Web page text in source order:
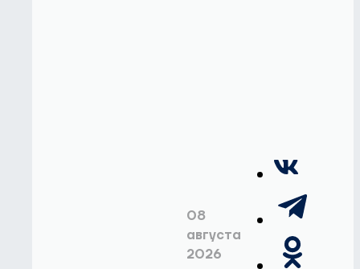
08
августа
2026